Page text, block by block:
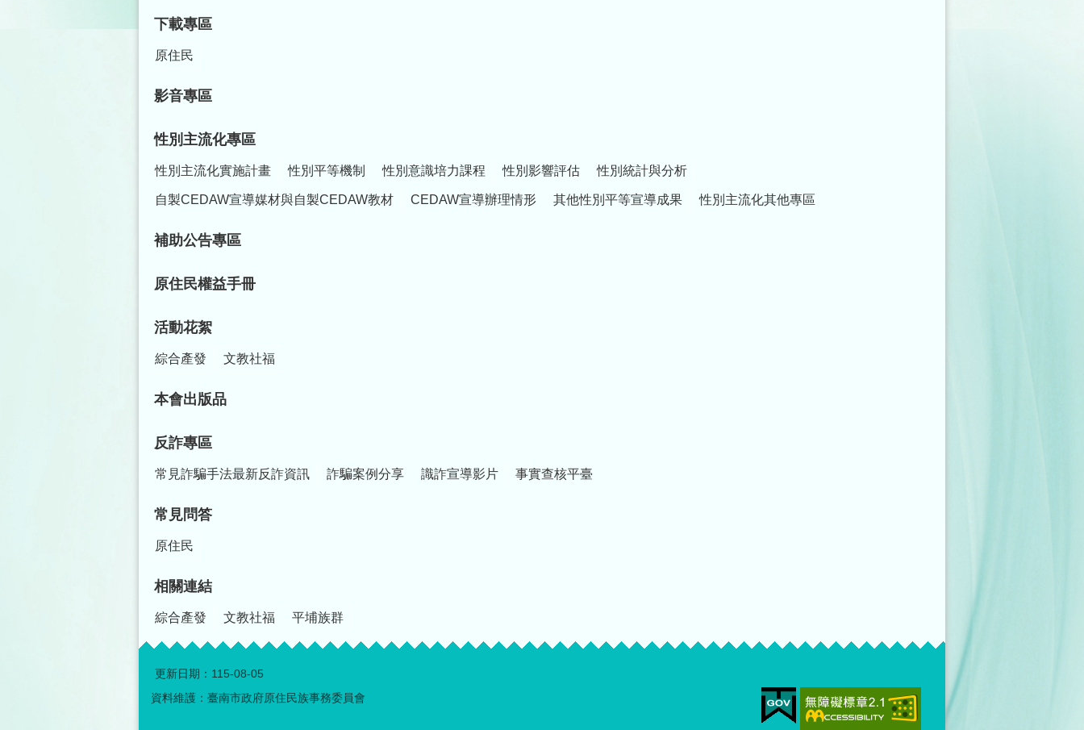
下載專區
原住民
影音專區
性別主流化專區
性別主流化實施計畫 性別平等機制 性別意識培力課程 性別影響評估 性別統計與分析
自製CEDAW宣導媒材與自製CEDAW教材 CEDAW宣導辦理情形 其他性別平等宣導成果 性別主流化其他專區
補助公告專區
原住民權益手冊
活動花絮
綜合產發 文教社福
本會出版品
反詐專區
常見詐騙手法最新反詐資訊 詐騙案例分享 識詐宣導影片 事實查核平臺
常見問答
原住民
相關連結
綜合產發 文教社福 平埔族群
更新日期： 115-08-05
資料維護：臺南市政府原住民族事務委員會